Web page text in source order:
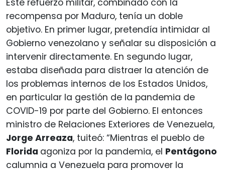
recompensa por Maduro, tenía un doble
objetivo. En primer lugar, pretendía intimidar al
Gobierno venezolano y señalar su disposición a
intervenir directamente. En segundo lugar,
estaba diseñada para distraer la atención de
los problemas internos de los Estados Unidos,
en particular la gestión de la pandemia de
COVID-19 por parte del Gobierno. El entonces
ministro de Relaciones Exteriores de Venezuela,
Jorge Arreaza, tuiteó: “Mientras el pueblo de
Florida agoniza por la pandemia, el Pentágono
calumnia a Venezuela para promover la